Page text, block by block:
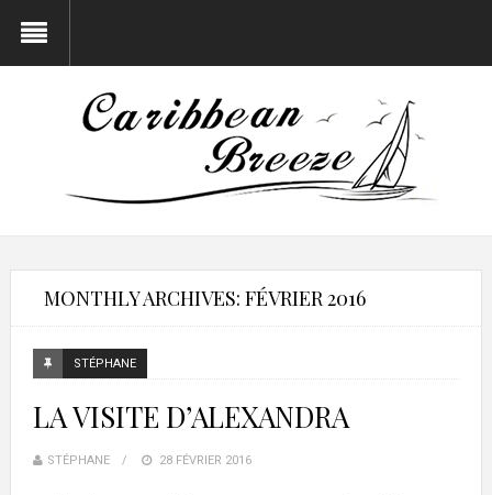
MONTHLY ARCHIVES: FÉVRIER 2016
STÉPHANE
LA VISITE D’ALEXANDRA
STÉPHANE 28 FÉVRIER 2016